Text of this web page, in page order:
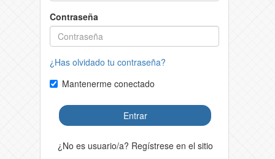
Contraseña
¿Has olvidado tu contraseña?
Mantenerme conectado
Entrar
¿No es usuario/a? Regístrese en el sitio